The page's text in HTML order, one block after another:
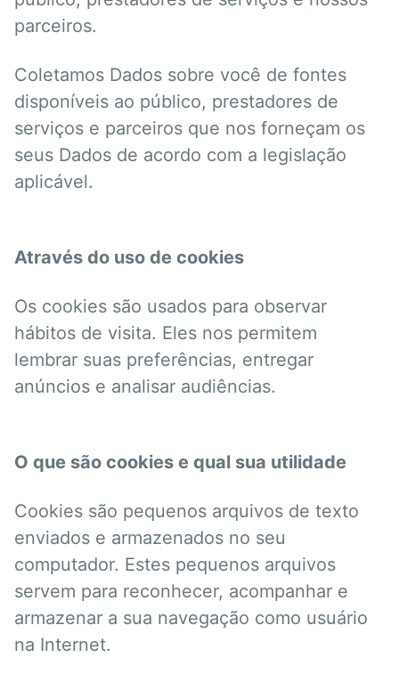
parceiros.
Coletamos Dados sobre você de fontes
disponíveis ao público, prestadores de
serviços e parceiros que nos forneçam os
seus Dados de acordo com a legislação
aplicável.
Através do uso de cookies
Os cookies são usados para observar
hábitos de visita. Eles nos permitem
lembrar suas preferências, entregar
anúncios e analisar audiências.
O que são cookies e qual sua utilidade
Cookies são pequenos arquivos de texto
enviados e armazenados no seu
computador. Estes pequenos arquivos
servem para reconhecer, acompanhar e
armazenar a sua navegação como usuário
na Internet.